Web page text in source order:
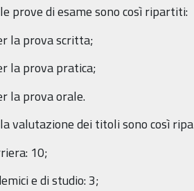
prove di esame sono così ripartiti:
la prova scritta;
la prova pratica;
la prova orale.
valutazione dei titoli sono così
10;
e di studio: 3;